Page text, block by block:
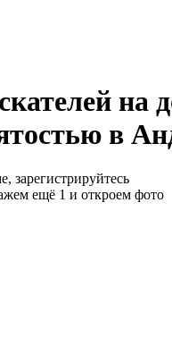
на
в
зарегистрируйтесь
ещё 1 и откроем фото